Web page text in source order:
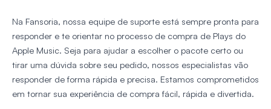
Na Fansoria, nossa equipe de suporte está sempre pronta para
responder e te orientar no processo de compra de Plays do
Apple Music. Seja para ajudar a escolher o pacote certo ou
tirar uma dúvida sobre seu pedido, nossos especialistas vão
responder de forma rápida e precisa. Estamos comprometidos
em tornar sua experiência de compra fácil, rápida e divertida.